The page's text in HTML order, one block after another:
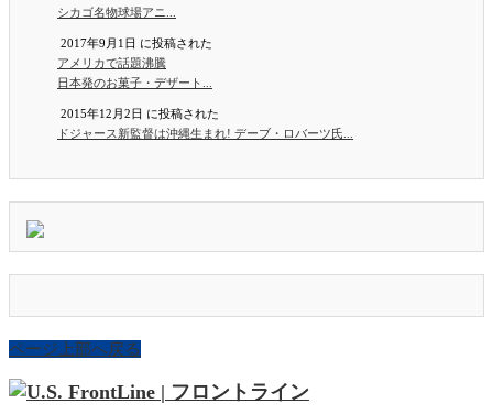
シカゴ名物球場アニ...
2017年9月1日 に投稿された
アメリカで話題沸騰
日本発のお菓子・デザート...
2015年12月2日 に投稿された
ドジャース新監督は沖縄生まれ! デーブ・ロバーツ氏...
ページ上部へ戻る